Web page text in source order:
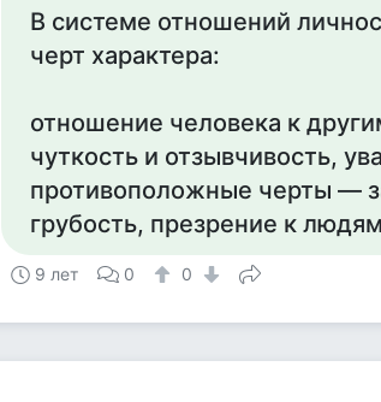
В системе отношений
черт характера:
отношение человека к
чуткость и отзывчивость,
противоположные черты —
грубость, презрение к людям
9 лет 0 0